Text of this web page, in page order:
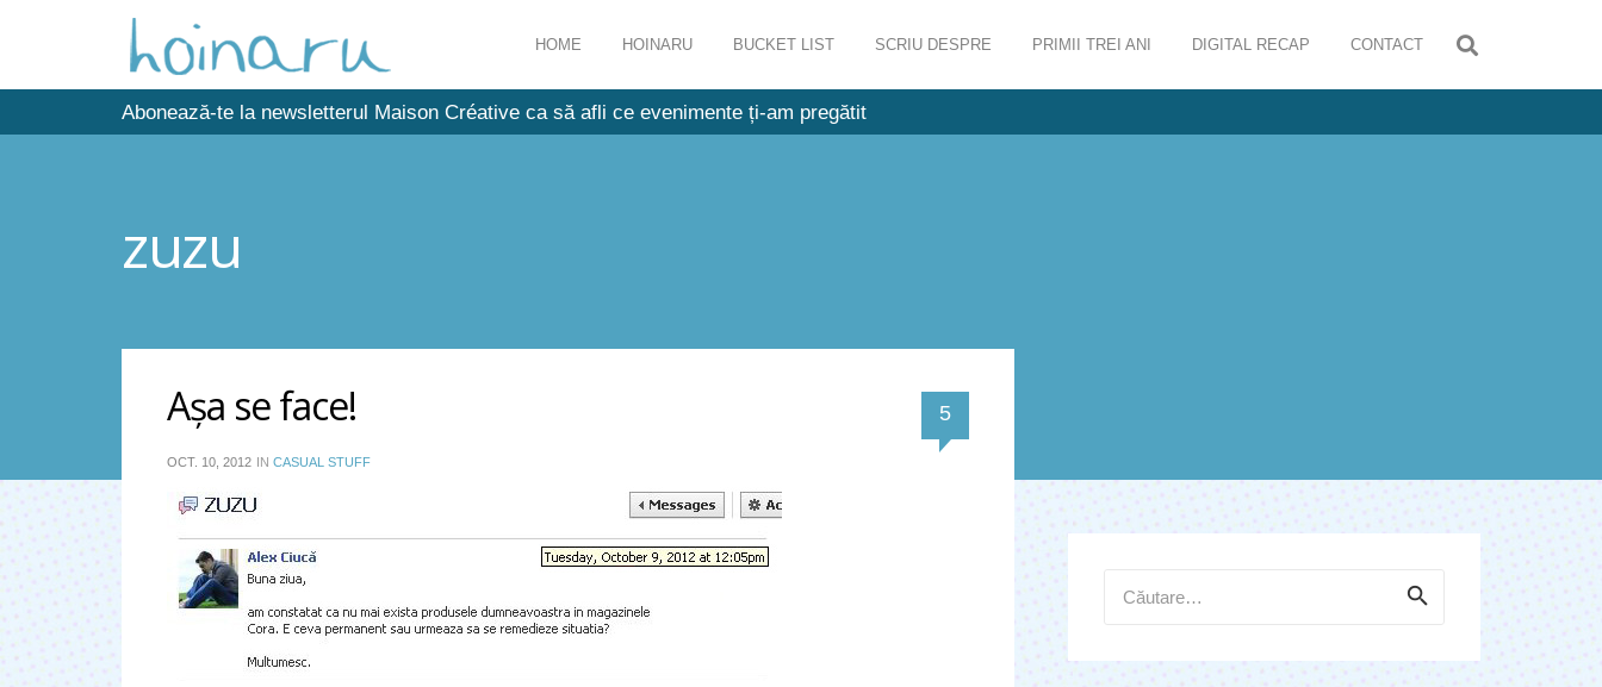
HOME HOINARU BUCKET LIST SCRIU DESPRE PRIMII TREI ANI DIGITAL RECAP CONTACT
Abonează-te la newsletterul Maison Créative ca să afli ce evenimente ți-am pregătit
zuzu
Aşa se face! 5comentarii
OCT. 10, 2012 IN CASUAL STUFF
după: